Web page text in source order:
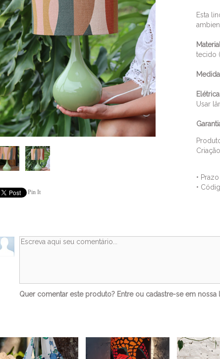
Pin It
Esta
tecido
Usar
•
•
Quer comentar este produto? Entreou cadastre-seem nossa